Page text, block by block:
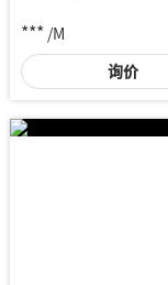
*** /M
询价